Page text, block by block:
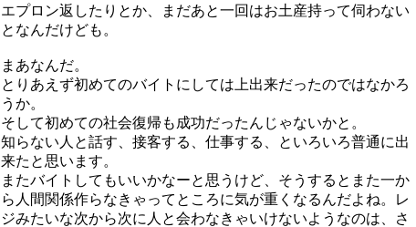
エプロン返したりとか、まだあと一回はお土産持って伺わない
となんだけども。
まあなんだ。
とりあえず初めてのバイトにしては上出来だったのではなかろ
うか。
そして初めての社会復帰も成功だったんじゃないかと。
知らない人と話す、接客する、仕事する、といろいろ普通に出
来たと思います。
またバイトしてもいいかなーと思うけど、そうするとまた一か
ら人間関係作らなきゃってところに気が重くなるんだよね。レ
ジみたいな次から次に人と会わなきゃいけないようなのは、さ